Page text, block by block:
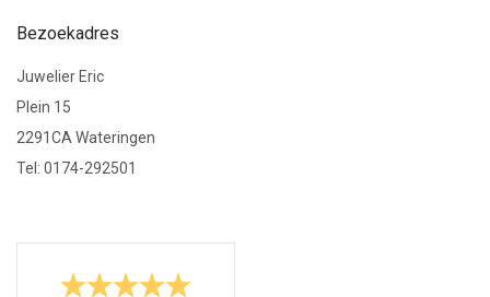
Bezoekadres
Juwelier Eric
Plein 15
2291CA Wateringen
Tel: 0174-292501